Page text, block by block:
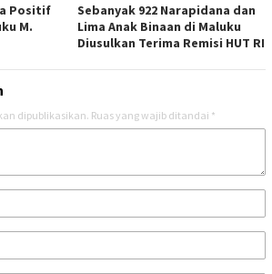
Positif
M.
Sebanyak 922 Narapidana dan
Lima Anak Binaan di Maluku
Diusulkan Terima Remisi HUT RI
dipublikasikan. Ruas yang wajib ditandai *